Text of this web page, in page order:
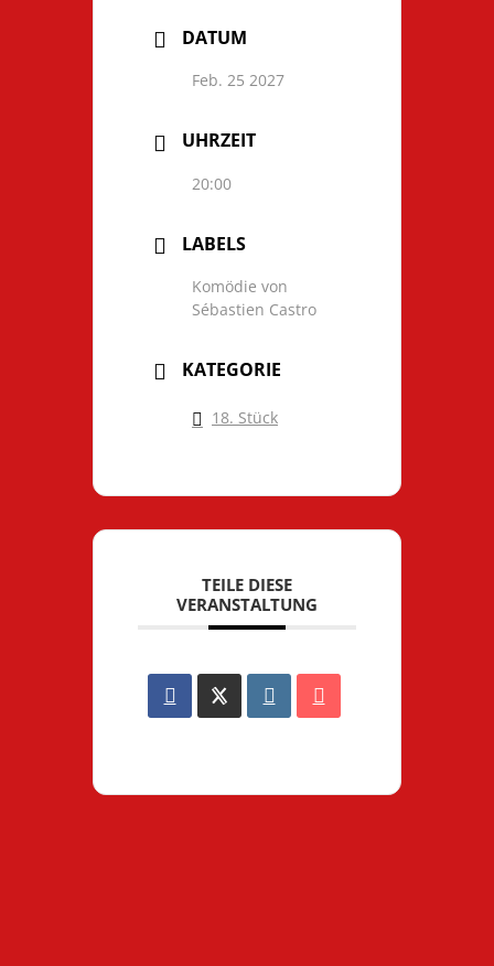
DATUM
Feb. 25 2027
UHRZEIT
20:00
LABELS
Komödie von
Sébastien Castro
KATEGORIE
18. Stück
TEILE DIESE
VERANSTALTUNG